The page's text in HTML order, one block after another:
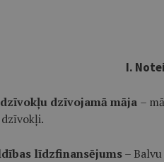
I.
dzīvojamā māja –
līdzfinansējums– Balvu